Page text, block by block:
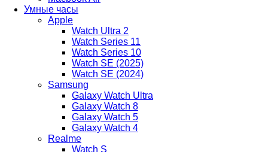
Умные часы
Apple
Watch Ultra 2
Watch Series 11
Watch Series 10
Watch SE (2025)
Watch SE (2024)
Samsung
Galaxy Watch Ultra
Galaxy Watch 8
Galaxy Watch 5
Galaxy Watch 4
Realme
Watch S